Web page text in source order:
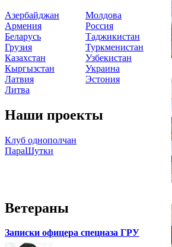
Азербайджан
Армения
Беларусь
Грузия
Казахстан
Кыргызстан
Латвия
Литва
Молдова
Россия
Таджикистан
Туркменистан
Узбекистан
Украина
Эстония
Наши проекты
Клуб однополчан
ПараШутки
Ветераны
Записки офицера спецназа ГРУ